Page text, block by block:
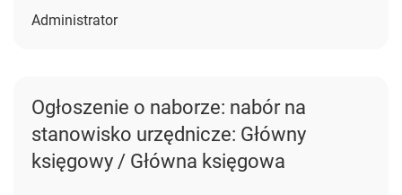
Administrator
Ogłoszenie o naborze: nabór na
stanowisko urzędnicze: Główny
księgowy / Główna księgowa